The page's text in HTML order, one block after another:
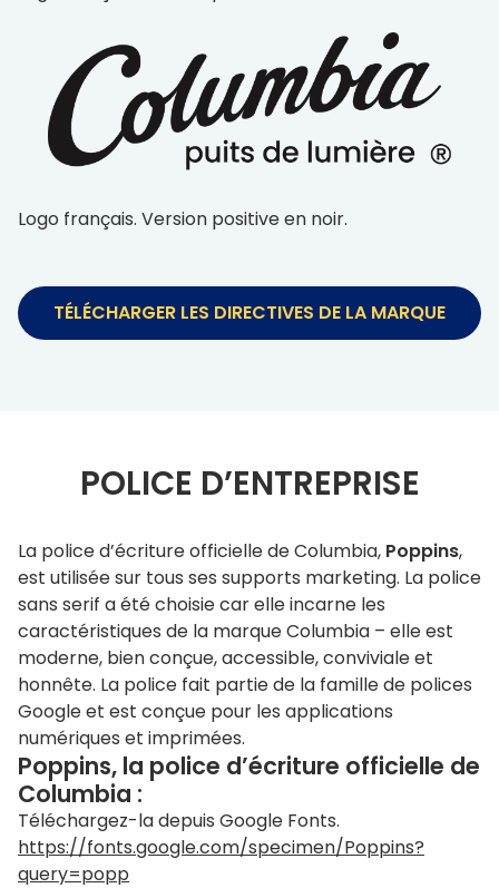
Logo français. Version positive en noir.
TÉLÉCHARGER LES DIRECTIVES DE LA MARQUE
POLICE D’ENTREPRISE
La police d’écriture officielle de Columbia, Poppins,
est utilisée sur tous ses supports marketing. La police
sans serif a été choisie car elle incarne les
caractéristiques de la marque Columbia – elle est
moderne, bien conçue, accessible, conviviale et
honnête. La police fait partie de la famille de polices
Google et est conçue pour les applications
numériques et imprimées.
Poppins, la police d’écriture officielle de
Columbia :
Téléchargez-la depuis Google Fonts.
https://fonts.google.com/specimen/Poppins?
query=popp